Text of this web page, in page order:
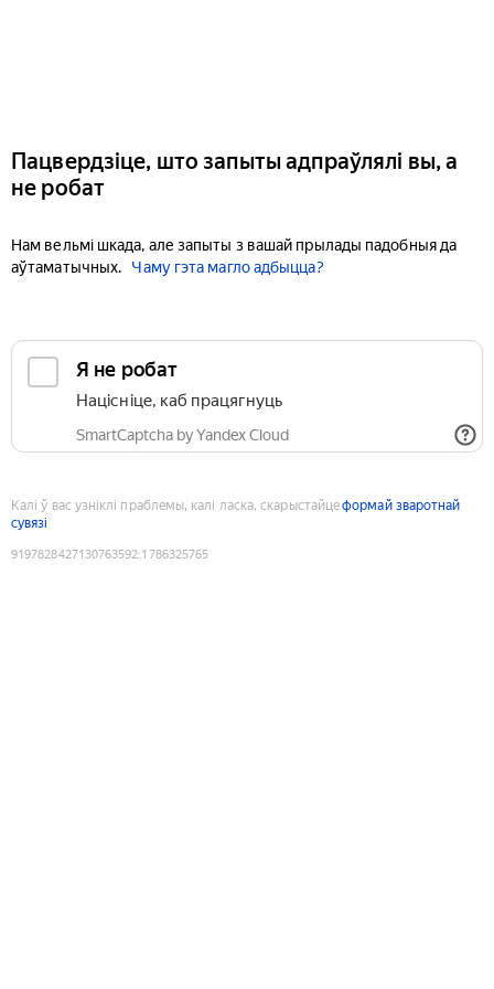
Пацвердзіце, што запыты адпраўлялі вы, а
не робат
Нам вельмі шкада, але запыты з вашай прылады падобныя да
аўтаматычных.
Чаму гэта магло адбыцца?
Я не робат
Націсніце, каб працягнуць
SmartCaptcha by Yandex Cloud
Калі ў вас узніклі праблемы, калі ласка, скарыстайцеформай зваротнай
сувязі
9197828427130763592:1786325765